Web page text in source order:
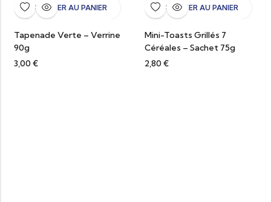
AJOUTER AU PANIER
Tapenade Verte – Verrine
90g
3,00 €
AJOUTER AU PANIER
Mini-Toasts Grillés 7
Céréales – Sachet 75g
2,80 €